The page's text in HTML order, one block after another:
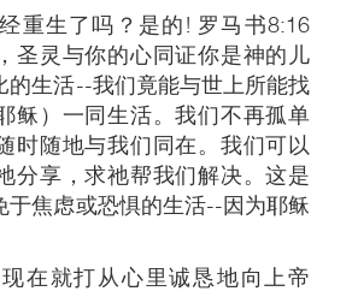
重生了吗？是的! 罗马书8:16
圣灵与你的心同证你是神的儿
的生活--我们竟能与世上所能找
稣）一同生活。我们不再孤单
时随地与我们同在。我们可以
分享，求祂帮我们解决。这是
于焦虑或恐惧的生活--因为耶稣
在就打从心里诚恳地向上帝